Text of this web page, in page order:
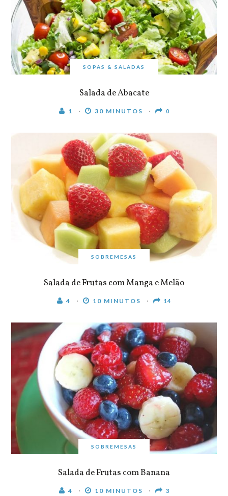
SOPAS & SALADAS
Salada de Abacate
1 30 MINUTOS 0
SOBREMESAS
Salada de Frutas com Manga e Melão
4 10 MINUTOS 14
SOBREMESAS
Salada de Frutas com Banana
4 10 MINUTOS 3